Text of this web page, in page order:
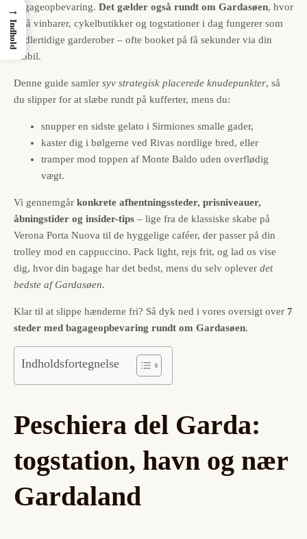
bagageopbevaring. Det gælder også rundt om Gardasøen, hvor
små vinbarer, cykelbutikker og togstationer i dag fungerer som
midlertidige garderober – ofte booket på få sekunder via din
mobil.
Denne guide samler syv strategisk placerede knudepunkter, så
du slipper for at slæbe rundt på kufferter, mens du:
snupper en sidste gelato i Sirmiones smalle gader,
kaster dig i bølgerne ved Rivas nordlige bred, eller
tramper mod toppen af Monte Baldo uden overflødig
vægt.
Vi gennemgår konkrete afhentningssteder, prisniveauer,
åbningstider og insider-tips – lige fra de klassiske skabe på
Verona Porta Nuova til de hyggelige caféer, der passer på din
trolley mod en cappuccino. Pack light, rejs frit, og lad os vise
dig, hvor din bagage har det bedst, mens du selv oplever det
bedste af Gardasøen.
Klar til at slippe hænderne fri? Så dyk ned i vores oversigt over 7
steder med bagageopbevaring rundt om Gardasøen.
Indholdsfortegnelse
Peschiera del Garda:
togstation, havn og nær
Gardaland
→
Indhold